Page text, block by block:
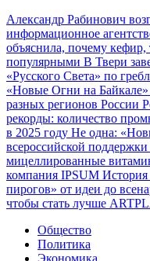
Александр Рабинович
информационное
объяснила, почему кефир,
популярными В Твери
«Русского Света» по
«Новые Огни на Байкале»
разных регионов России
рекорды: количество
в 2025 году Не одна:
всероссийской
мицеллированные
компания IPSUM История
пирогов» от идеи до
чтобы стать лучше
Общество
Политика
Экономика